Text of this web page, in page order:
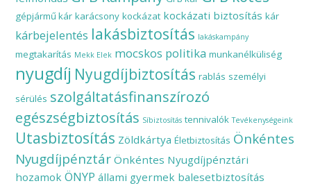
gépjármű kár karácsony kockázat kockázati biztosítás kár
kárbejelentés lakásbiztosítás lakáskampány
megtakarítás Mekk Elek mocskos politika munkanélküliség
nyugdíj Nyugdíjbiztosítás rablás személyi
sérülés szolgáltatásfinanszírozó
egészségbiztosítás Síbiztosítás tennivalók Tevékenységeink
Utasbiztosítás Zöldkártya Életbiztosítás Önkéntes
Nyugdíjpénztár Önkéntes Nyugdíjpénztári
hozamok ÖNYP állami gyermek balesetbiztosítás